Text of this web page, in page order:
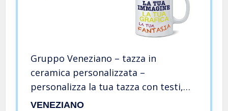
Gruppo Veneziano – tazza in
ceramica personalizzata –
personalizza la tua tazza con testi,
loghi, grafiche, immagini e tanto
VENEZIANO